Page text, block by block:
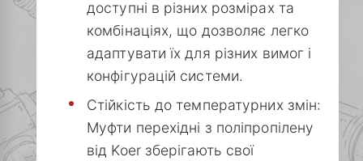
доступні в різних розмірах та
комбінаціях, що дозволяє легко
адаптувати їх для різних вимог і
конфігурацій системи.
Стійкість до температурних змін:
Муфти перехідні з поліпропілену
від Koer зберігають свої